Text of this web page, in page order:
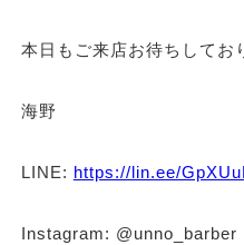
本日もご来店お待ちしてお
海野
LINE: https://lin.ee/
Instagram: @unno_barber